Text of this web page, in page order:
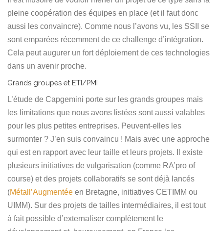
pleine coopération des équipes en place (et il faut donc
aussi les convaincre). Comme nous l’avons vu, les SSII se
sont emparées récemment de ce challenge d’intégration.
Cela peut augurer un fort déploiement de ces technologies
dans un avenir proche.
Grands groupes et ETI/PMI
L’étude de Capgemini porte sur les grands groupes mais
les limitations que nous avons listées sont aussi valables
pour les plus petites entreprises. Peuvent-elles les
surmonter ? J’en suis convaincu ! Mais avec une approche
qui est en rapport avec leur taille et leurs projets. Il existe
plusieurs initiatives de vulgarisation (comme RA’pro of
course) et des projets collaboratifs se sont déjà lancés
(Métall’Augmentée en Bretagne, initiatives CETIMM ou
UIMM). Sur des projets de tailles intermédiaires, il est tout
à fait possible d’externaliser complètement le